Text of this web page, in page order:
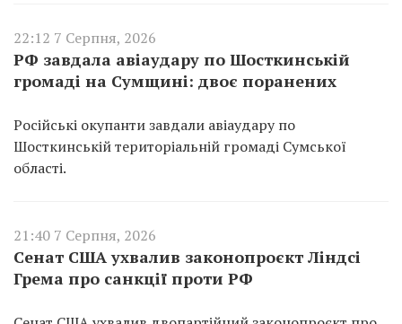
22:12 7 Серпня, 2026
РФ завдала авіаудару по Шосткинській
громаді на Сумщині: двоє поранених
Російські окупанти завдали авіаудару по
Шосткинській територіальній громаді Сумської
області.
21:40 7 Серпня, 2026
Сенат США ухвалив законопроєкт Ліндсі
Грема про санкції проти РФ